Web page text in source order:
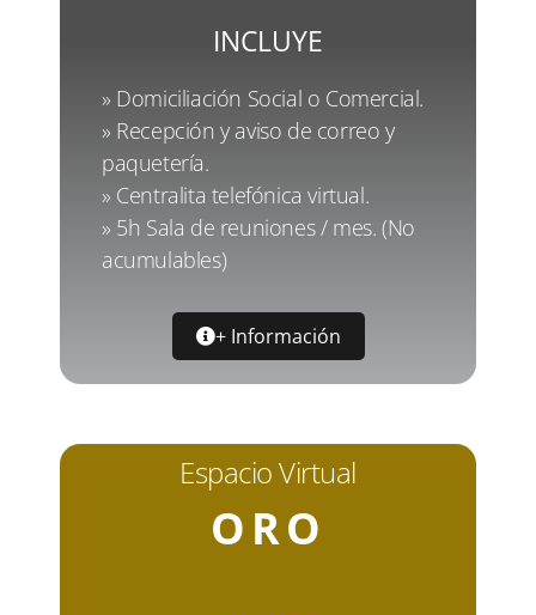
INCLUYE
» Domiciliación Social o Comercial.
» Recepción y aviso de correo y
paquetería.
» Centralita telefónica virtual.
» 5h Sala de reuniones / mes. (No
acumulables)
+ Información
Espacio Virtual
ORO